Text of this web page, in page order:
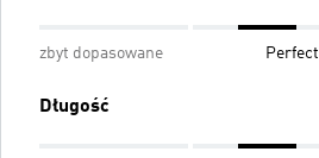
zbyt dopasowane Perfect
Długość